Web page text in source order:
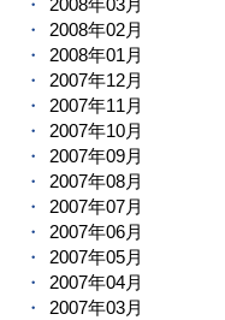
2008年03月
2008年02月
2008年01月
2007年12月
2007年11月
2007年10月
2007年09月
2007年08月
2007年07月
2007年06月
2007年05月
2007年04月
2007年03月